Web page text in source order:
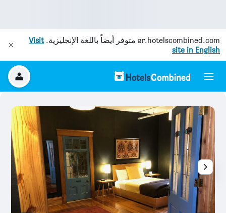
ar.hotelscombined.com متوفر أيضاً باللغة الإنجليزية.Visit
site in English